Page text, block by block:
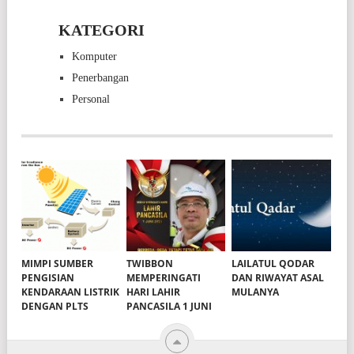
KATEGORI
Komputer
Penerbangan
Personal
MIMPI SUMBER
PENGISIAN
KENDARAAN LISTRIK
DENGAN PLTS
TWIBBON
MEMPERINGATI
HARI LAHIR
PANCASILA 1 JUNI
LAILATUL QODAR
DAN RIWAYAT ASAL
MULANYA